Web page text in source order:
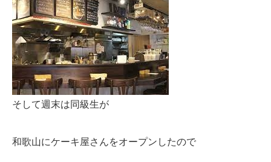
そして週末は同級生が
和歌山にケーキ屋さんをオープンしたので